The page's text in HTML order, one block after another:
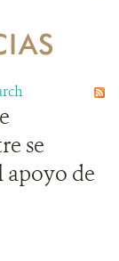
se
apoyo de